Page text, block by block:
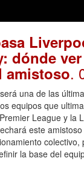
dónde
amistoso.
una de las
equipos que
League y la
este
colectivo,
la base del